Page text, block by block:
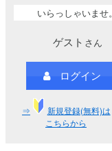
いらっしゃいませ。
ゲスト さん
ログイン
⇒
新規登録(無料)は
こちらから